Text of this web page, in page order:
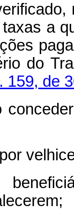
a
do
159, de